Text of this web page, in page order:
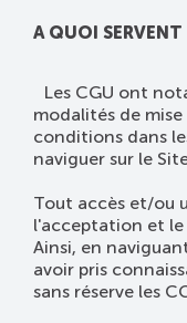
A QUOI SERVENT
Les CGU ont
modalités de
conditions dans
naviguer sur le
Tout accès et/ou
l'acceptation et le
Ainsi, en
avoir pris
sans réserve les